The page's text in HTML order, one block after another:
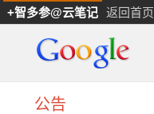
+智多参@云笔记 返回首页
公告